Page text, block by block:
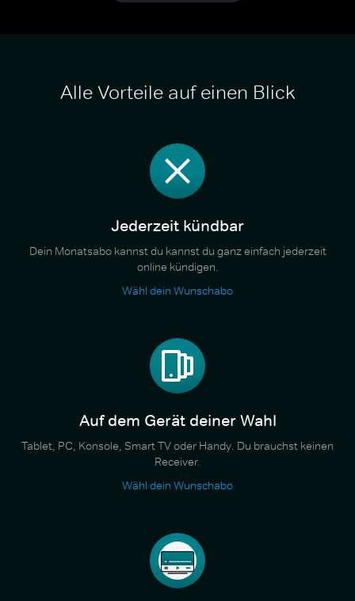
Alle Vorteile auf einen Blick
Jederzeit kündbar
Dein Monatsabo kannst du kannst du ganz einfach jederzeit
online kündigen.
Wähl dein Wunschabo
Auf dem Gerät deiner Wahl
Tablet, PC, Konsole, Smart TV oder Handy. Du brauchst keinen
Receiver.
Wähl dein Wunschabo